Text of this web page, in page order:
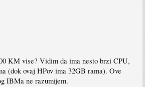
KM vise? Vidim da ima nesto brzi CPU,
(dok ovaj HPov ima 32GB rama). Ove
IBMa ne razumijem.